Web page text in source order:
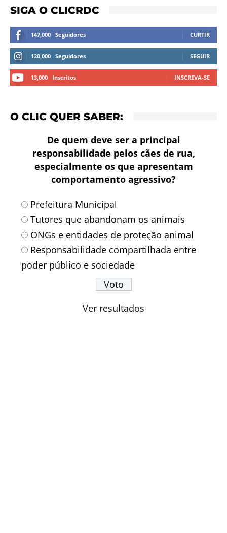
SIGA O CLICRDC
147,000 Seguidores CURTIR
120,000 Seguidores SEGUIR
13,000 Inscritos INSCREVA-SE
O CLIC QUER SABER:
De quem deve ser a principal
responsabilidade pelos cães de rua,
especialmente os que apresentam
comportamento agressivo?
Prefeitura Municipal
Tutores que abandonam os animais
ONGs e entidades de proteção animal
Responsabilidade compartilhada entre
poder público e sociedade
Ver resultados